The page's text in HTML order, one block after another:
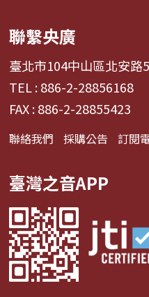
聯繫央廣
臺北市104中山區北安路
TEL : 886-2-28856168
FAX : 886-2-28855423
聯絡我們 採購公告 訂閱
臺灣之音APP